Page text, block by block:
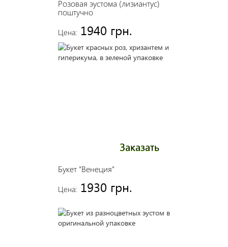
Розовая эустома (лизиантус)
поштучно
Цена: 1940 грн.
Букет "Венеция"
Цена: 1930 грн.
Заказать